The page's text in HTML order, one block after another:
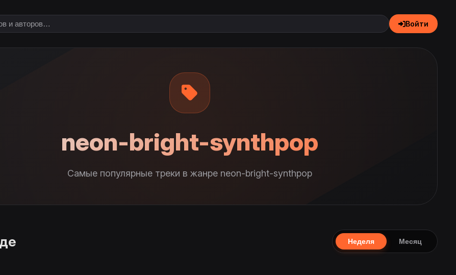
Войти
neon-bright-synthpop
Самые популярные треки в жанре neon-bright-synthpop
Неделя Месяц